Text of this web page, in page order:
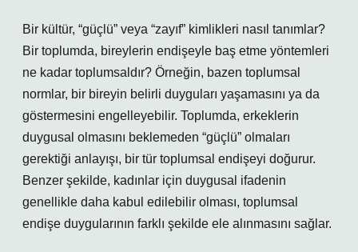
Bir kültür, “güçlü” veya “zayıf” kimlikleri nasıl tanımlar?
Bir toplumda, bireylerin endişeyle baş etme yöntemleri
ne kadar toplumsaldır? Örneğin, bazen toplumsal
normlar, bir bireyin belirli duyguları yaşamasını ya da
göstermesini engelleyebilir. Toplumda, erkeklerin
duygusal olmasını beklemeden “güçlü” olmaları
gerektiği anlayışı, bir tür toplumsal endişeyi doğurur.
Benzer şekilde, kadınlar için duygusal ifadenin
genellikle daha kabul edilebilir olması, toplumsal
endişe duygularının farklı şekilde ele alınmasını sağlar.